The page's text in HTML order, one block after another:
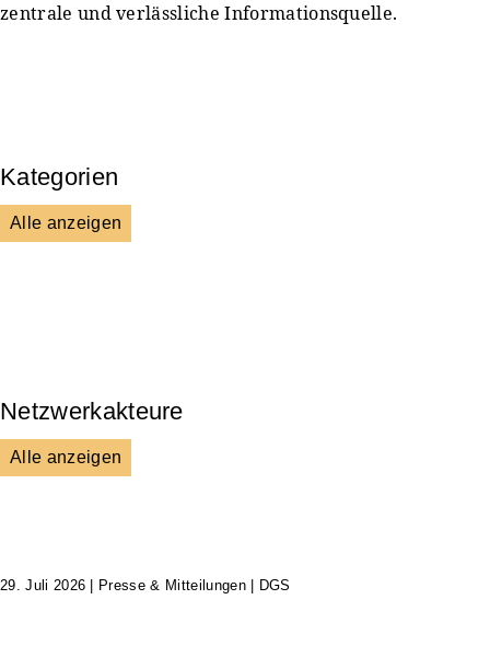
zentrale und verlässliche Informationsquelle.
Kategorien
Alle anzeigen
Netzwerkakteure
Alle anzeigen
29. Juli 2026 Presse & Mitteilungen | DGS